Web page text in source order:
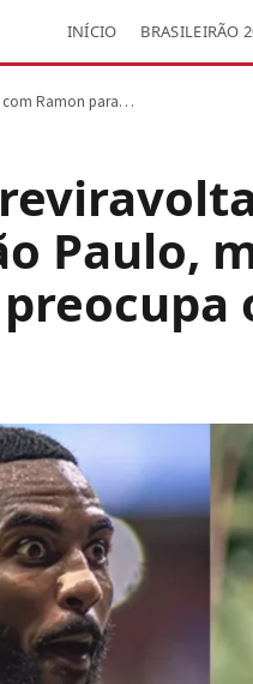
INÍCIO BRASILEIRÃO
com Ramon para…
Paulo,